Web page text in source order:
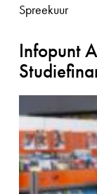
Spreekuur
Infopunt